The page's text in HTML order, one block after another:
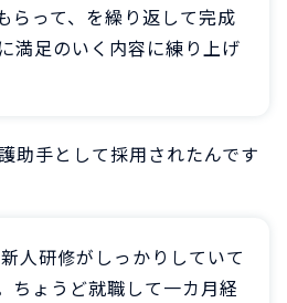
らって、を繰り返して完成
満足のいく内容に練り上げ
助手として採用されたんです
人研修がしっかりしていて
ちょうど就職して一カ月経